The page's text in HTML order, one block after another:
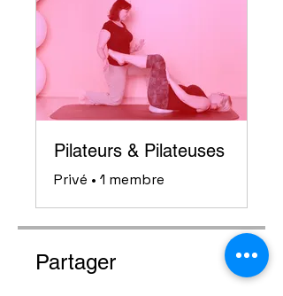
Pilateurs & Pilateuses
Privé • 1 membre
Partager